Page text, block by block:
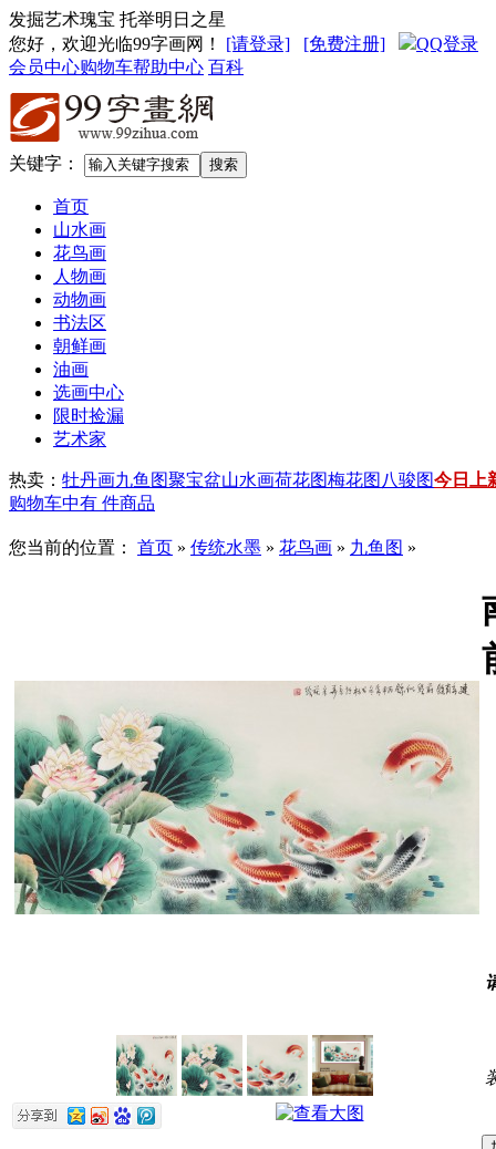
发掘艺术瑰宝 托举明日之星
您好，欢迎光临99字画网 ！ [请登录] [免费注册]
QQ登录
会员中心购物车帮助中心 百科
关键字：
首页
山水画
花鸟画
人物画
动物画
书法区
朝鲜画
油画
选画中心
限时捡漏
艺术家
热卖： 牡丹画九鱼图聚宝盆山水画荷花图梅花图 八骏图今日上
购物车中有 件商品
您当前的位置： 首页 » 传统水墨 » 花鸟画 » 九鱼图 »